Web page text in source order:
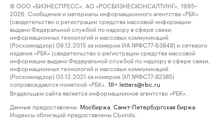
© ООО «БИЗНЕСПРЕСС», АО «РОСБИЗНЕСКОНСАЛТИНГ», 1995–
2026. Сообщения и материалы информационного агентства «РБК»
(свидетельство о регистрации средства массовой информации
выдано Федеральной службой по надзору в сфере связи,
информационных технологий и массовых коммуникаций
(Роскомнадзор) 09.12.2015 за номером ИА №ФС77-63848) и сетевого
издания «РБК» (свидетельство о регистрации средства массовой
информации выдано Федеральной службой по надзору в сфере связи,
информационных технологий и массовых коммуникаций
(Роскомнадзор) 03.12.2021 за номером ЭЛ №ФС77-82385)
сопровождаются пометкой «РБК».
18+ letters@rbc.ru
Владельцем сайта является информационное агентство «РБК».
Данные предоставлены: Мосбиржа Санкт-Петербургская биржа
Индексы облигаций предоставлены Cbonds.